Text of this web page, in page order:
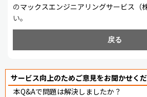
のマックスエンジニアリングサービス（株
い。
戻る
サービス向上のためご意見をお聞かせく
本Q&Aで問題は解決しましたか？